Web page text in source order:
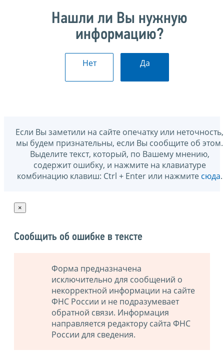
Нашли ли Вы нужную
информацию?
Нет Да
Если Вы заметили на сайте опечатку или неточность,
мы будем признательны, если Вы сообщите об этом.
Выделите текст, который, по Вашему мнению,
содержит ошибку, и нажмите на клавиатуре
комбинацию клавиш: Ctrl + Enter или нажмите сюда.
×
Сообщить об ошибке в тексте
Форма предназначена
исключительно для сообщений о
некорректной информации на сайте
ФНС России и не подразумевает
обратной связи. Информация
направляется редактору сайта ФНС
России для сведения.